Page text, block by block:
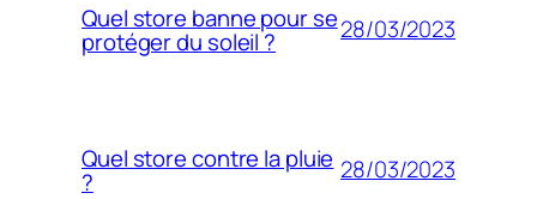
Quel store banne pour se
protéger du soleil ? 28/03/2023
Quel store contre la pluie
? 28/03/2023